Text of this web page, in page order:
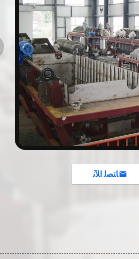
ﺎﺘﺼﻟ ﺍﻶﻧ